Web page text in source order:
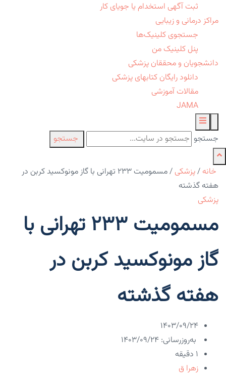
ثبت آگهی استخدام یا جویای کار
مراکز درمانی و زیبایی
جستجوی کلینیک‌ها
پنل کلینیک من
دانشجویان و محققان پزشکی
دانلود رایگان کتابهای پزشکی
مقالات آموزشی
JAMA
جستجو جستجو
خانه /پزشکی /
مسمومیت ۲۳۳ تهرانی با گاز مونوکسید کربن در
هفته گذشته
پزشکی
مسمومیت ۲۳۳ تهرانی با
گاز مونوکسید کربن در
هفته گذشته
۱۴۰۳/۰۹/۲۴
به‌روزرسانی: ۱۴۰۳/۰۹/۲۴
1 دقیقه
زهرا ق